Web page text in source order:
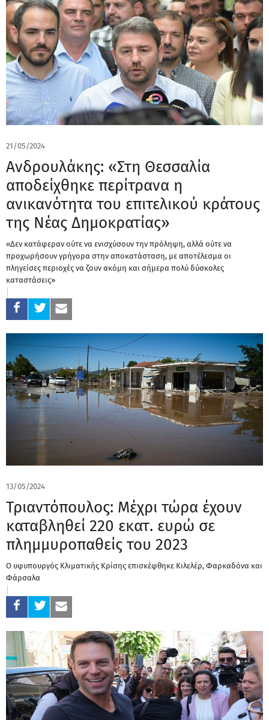
21/05/2024
Ανδρουλάκης: «Στη Θεσσαλία
αποδείχθηκε περίτρανα η
ανικανότητα του επιτελικού κράτους
της Νέας Δημοκρατίας»
«Δεν κατάφεραν ούτε να ενισχύσουν την πρόληψη, αλλά ούτε να
προχωρήσουν γρήγορα στην αποκατάσταση, με αποτέλεσμα οι
πληγείσες περιοχές να ζουν ακόμη και σήμερα πολύ δύσκολες
καταστάσεις»
13/05/2024
Τριαντόπουλος: Μέχρι τώρα έχουν
καταβληθεί 220 εκατ. ευρώ σε
πλημμυροπαθείς του 2023
Ο υφυπουργός Κλιματικής Κρίσης επισκέφθηκε Κιλελέρ, Φαρκαδόνα και
Φάρσαλα